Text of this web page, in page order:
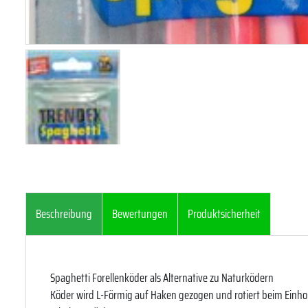
Beschreibung Bewertungen Produktsicherheit
Spaghetti Forellenköder als Alternative zu Naturködern
Köder wird L-Förmig auf Haken gezogen und rotiert beim